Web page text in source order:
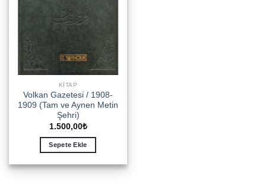
KITAP
Volkan Gazetesi / 1908-
1909 (Tam ve Aynen Metin
Şehri)
1.500,00₺
Sepete Ekle